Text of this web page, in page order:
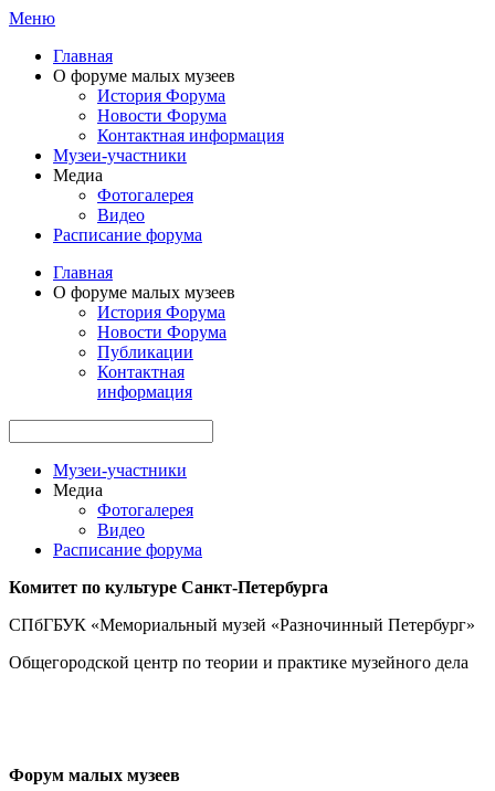
Меню
Главная
О форуме малых музеев
История Форума
Новости Форума
Контактная информация
Музеи-участники
Медиа
Фотогалерея
Видео
Расписание форума
Главная
О форуме малых музеев
История Форума
Новости Форума
Публикации
Контактная
информация
Музеи-участники
Медиа
Фотогалерея
Видео
Расписание форума
Комитет по культуре Санкт-Петербурга
СПбГБУК «Мемориальный музей «Разночинный Петербург»
Общегородской центр по теории и практике музейного дела
Форум малых музеев